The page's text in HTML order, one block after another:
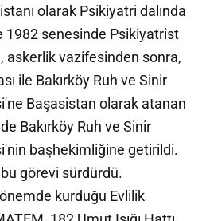
olarak Psikiyatri dalında
1982 senesinde Psikiyatrist
askerlik vazifesinden sonra,
ile Bakırköy Ruh ve Sinir
Başasistan olarak atanan
Bakırköy Ruh ve Sinir
başhekimliğine getirildi.
görevi sürdürdü.
kurduğu Evlilik